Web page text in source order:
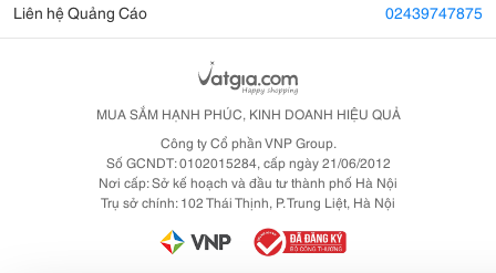
Liên hệ Quảng Cáo 02439747875
MUA SẮM HẠNH PHÚC, KINH DOANH HIỆU QUẢ
Công ty Cổ phần VNP Group.
Số GCNDT: 0102015284, cấp ngày 21/06/2012
Nơi cấp: Sở kế hoạch và đầu tư thành phố Hà Nội
Trụ sở chính: 102 Thái Thịnh, P. Trung Liệt, Hà Nội